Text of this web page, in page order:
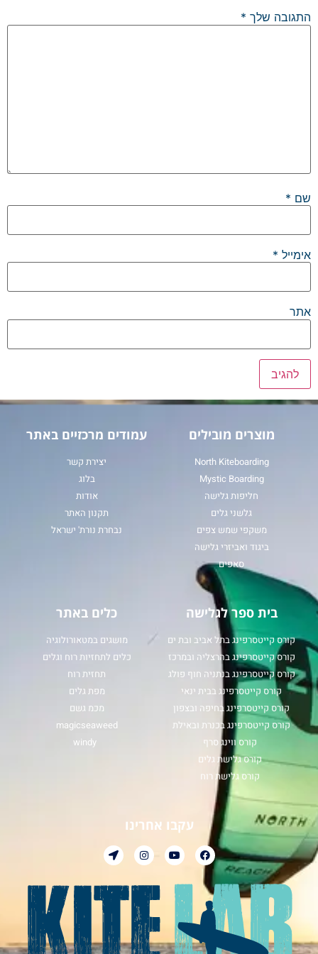
התגובה שלך *
שם *
אימייל *
אתר
מוצרים מובילים
North Kiteboarding
Mystic Boarding
חליפות גלישה
גלשני גלים
משקפי שמש צפים
ביגוד ואביזרי גלישה
סאפים
עמודים מרכזיים באתר
יצירת קשר
בלוג
אודות
תקנון האתר
נבחרת נורת' ישראל
בית ספר לגלישה
קורס קייטסרפינג בתל אביב ובת ים
קורס קייטסרפינג בהרצליה ובמרכז
קורס קייטסרפינג בנתניה חוף פולג
קורס קייטסרפינג בבית ינאי
קורס קייטסרפינג בחיפה ובצפון
קורס קייטסרפינג בכנרת ובאילת
קורס ווינג סרף
קורס גלישת גלים
קורס גלישת רוח
כלים באתר
מושגים במטאורולוגיה
כלים לתחזיות רוח וגלים
תחזית רוח
מפת גלים
מכמ גשם
magicseaweed
windy
עקבו אחרינו